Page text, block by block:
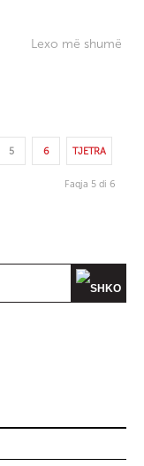
Lexo më shumë
5 6 TJETRA
Faqja 5 di 6